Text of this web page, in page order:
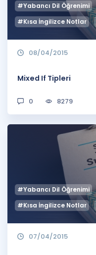
#Yabancı Dil Öğrenimi
#Kısa İngilizce Notlar
08/04/2015
Mixed If Tipleri
0 8279
#Yabancı Dil Öğrenimi
#Kısa İngilizce Notlar
07/04/2015